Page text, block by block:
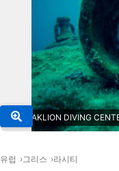
© HERAKLION DIVING
유럽 그리스 라시티